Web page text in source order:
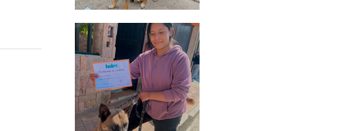
Spot